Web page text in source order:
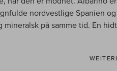
nordvestlige Spanien
på samme tid. En